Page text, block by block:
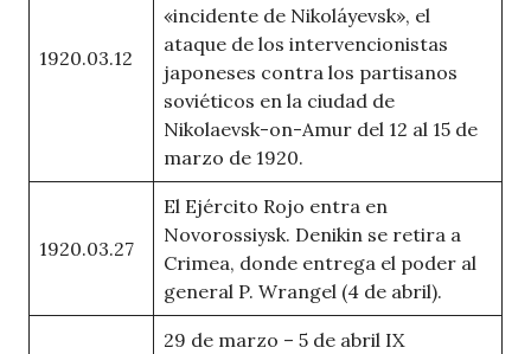
1920.03.12
«incidente de Nikoláyevsk», el
ataque de los intervencionistas
japoneses contra los partisanos
soviéticos en la ciudad de
Nikolaevsk-on-Amur del 12 al 15 de
marzo de 1920.
1920.03.27
El Ejército Rojo entra en
Novorossiysk. Denikin se retira a
Crimea, donde entrega el poder al
general P. Wrangel (4 de abril).
29 de marzo – 5 de abril IX